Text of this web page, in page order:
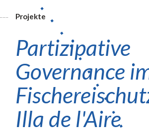
Projekte
Partizipative
Governance
Illa de l'Aire